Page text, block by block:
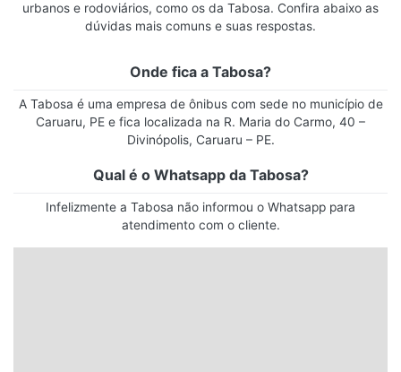
urbanos e rodoviários, como os da Tabosa. Confira abaixo as
dúvidas mais comuns e suas respostas.
Onde fica a Tabosa?
A Tabosa é uma empresa de ônibus com sede no município de
Caruaru, PE e fica localizada na R. Maria do Carmo, 40 –
Divinópolis, Caruaru – PE.
Qual é o Whatsapp da Tabosa?
Infelizmente a Tabosa não informou o Whatsapp para
atendimento com o cliente.